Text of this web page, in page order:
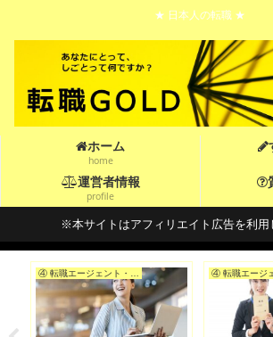
★ 日本人の転職 ★
ホーム
home
運営者情報
profile
※本サイトはアフィリエイト広告を利用